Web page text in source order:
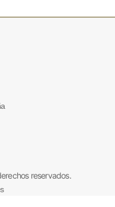
reservados.